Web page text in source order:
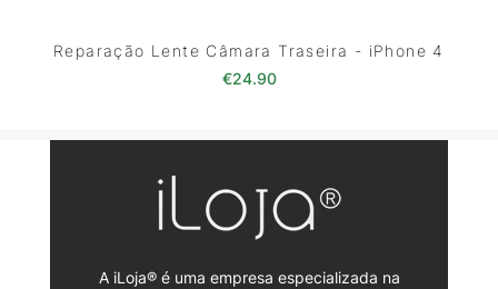
Reparação Lente Câmara Traseira - iPhone 4
€24.90
A iLoja® é uma empresa especializada na